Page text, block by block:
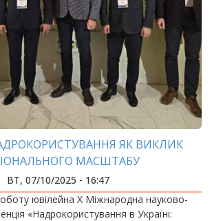
ЯК ВИКЛИК
МАСШТАБУ
ВТ, 07/10/2025 - 16:47
ювілейна Х Міжнародна науково-
«Надрокористування в Україні: